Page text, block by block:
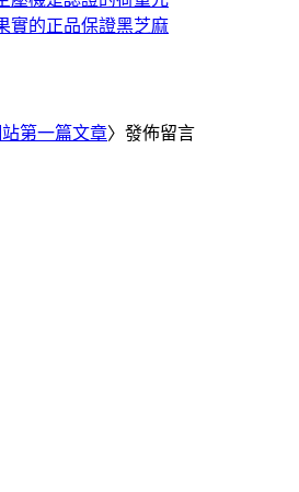
實的正品保證黑芝麻
第一篇文章〉發佈留言